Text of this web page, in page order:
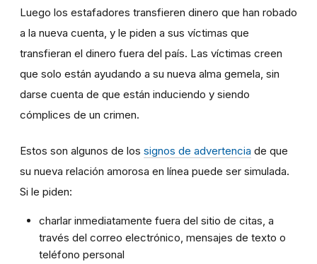
Luego los estafadores transfieren dinero que han robado
a la nueva cuenta, y le piden a sus víctimas que
transfieran el dinero fuera del país. Las víctimas creen
que solo están ayudando a su nueva alma gemela, sin
darse cuenta de que están induciendo y siendo
cómplices de un crimen.
Estos son algunos de los signos de advertencia de que
su nueva relación amorosa en línea puede ser simulada.
Si le piden:
charlar inmediatamente fuera del sitio de citas, a
través del correo electrónico, mensajes de texto o
teléfono personal